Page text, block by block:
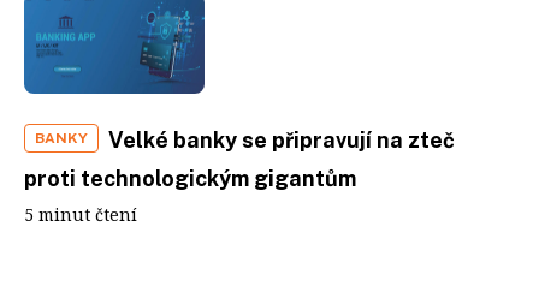
BANKY
Velké banky se připravují na zteč
proti technologickým gigantům
5 minut čtení